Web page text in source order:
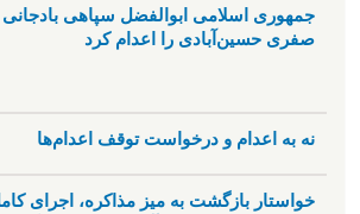
جمهوری اسلامی ابوالفضل سپاهی بادجانی و
صفری حسین‌آبادی را اعدام کرد
نه به اعدام و درخواست توقف اعدام‌ها
خواستار بازگشت به میز مذاکره، اجرای کامل